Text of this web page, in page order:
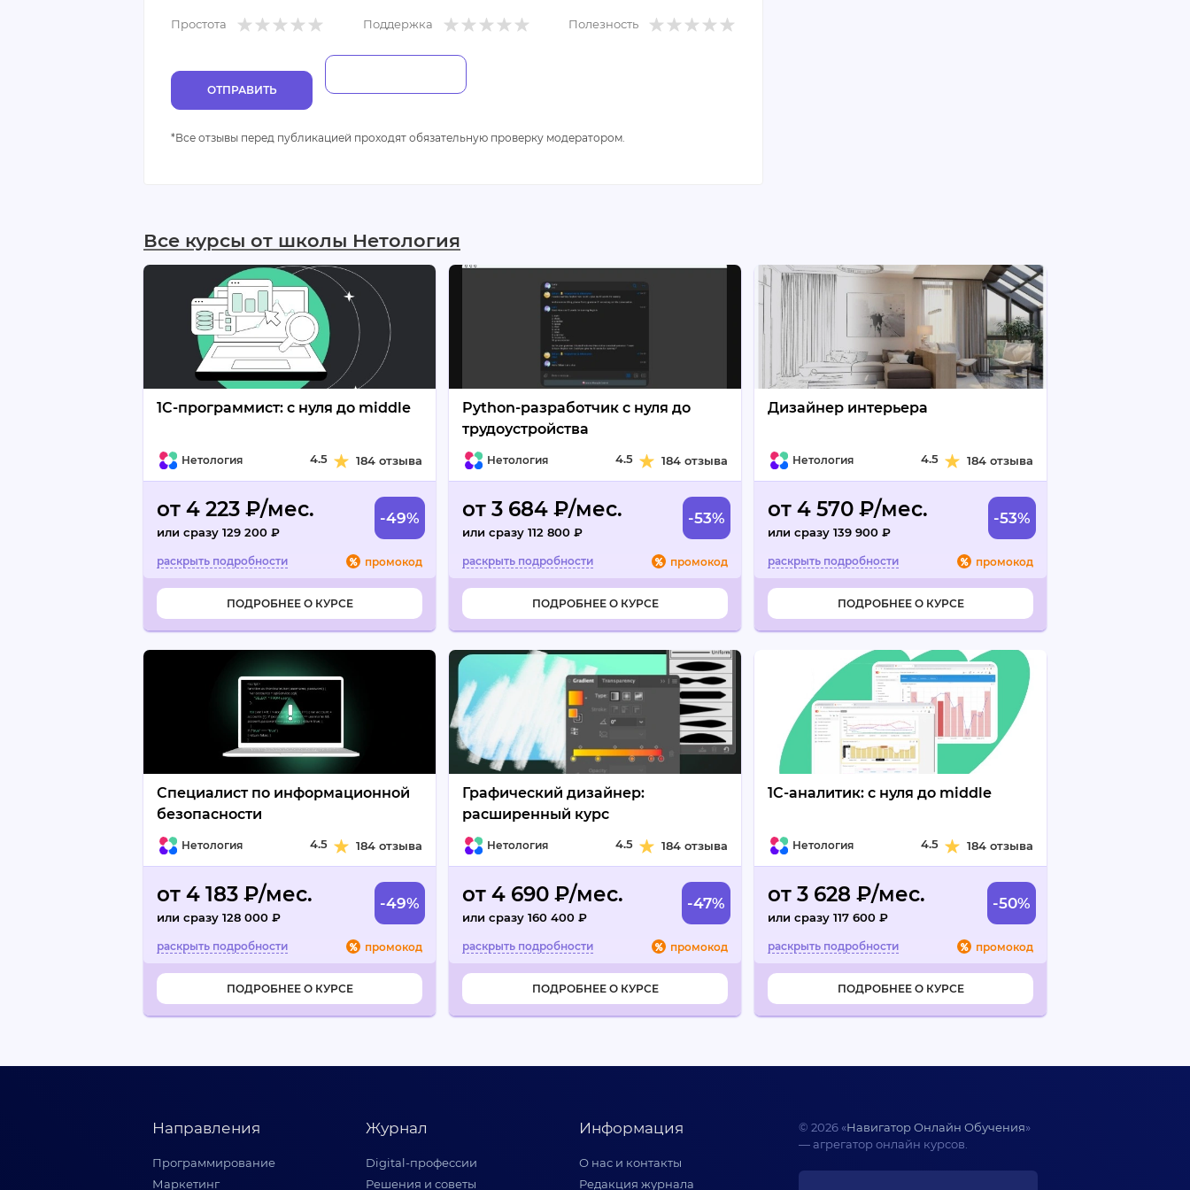
Простота Поддержка Полезность
ОТПРАВИТЬ
*Все отзывы перед публикацией проходят обязательную проверку модератором.
Все курсы от школы Нетология
1C-программист: с нуля до middle
Нетология 4.5 184 отзыва
от 4 223 ₽/мес.
или сразу 129 200 ₽
-49%
промокод
ПОДРОБНЕЕ О КУРСЕ
Python-разработчик с нуля до
трудоустройства
Нетология 4.5 184 отзыва
от 3 684 ₽/мес.
или сразу 112 800 ₽
-53%
промокод
ПОДРОБНЕЕ О КУРСЕ
Дизайнер интерьера
Нетология 4.5 184 отзыва
от 4 570 ₽/мес.
или сразу 139 900 ₽
-53%
промокод
ПОДРОБНЕЕ О КУРСЕ
Специалист по информационной
безопасности
Нетология 4.5 184 отзыва
от 4 183 ₽/мес.
или сразу 128 000 ₽
-49%
промокод
ПОДРОБНЕЕ О КУРСЕ
Графический дизайнер:
расширенный курс
Нетология 4.5 184 отзыва
от 4 690 ₽/мес.
или сразу 160 400 ₽
-47%
промокод
ПОДРОБНЕЕ О КУРСЕ
1С-аналитик: с нуля до middle
Нетология 4.5 184 отзыва
от 3 628 ₽/мес.
или сразу 117 600 ₽
-50%
промокод
ПОДРОБНЕЕ О КУРСЕ
Направления
Программирование
Маркетинг
Журнал
Digital-профессии
Решения и советы
Информация
О нас и контакты
Редакция журнала
© 2026 «Навигатор Онлайн Обучения»
— агрегатор онлайн курсов.